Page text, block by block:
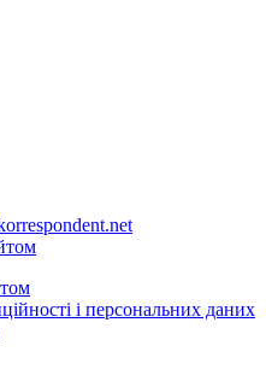
і персональних даних